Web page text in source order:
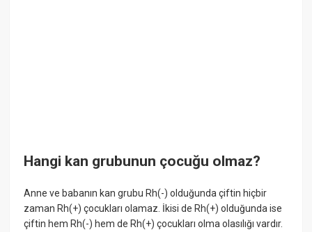
Hangi kan grubunun çocuğu olmaz?
Anne ve babanın kan grubu Rh(-) olduğunda çiftin hiçbir
zaman Rh(+) çocukları olamaz. İkisi de Rh(+) olduğunda ise
çiftin hem Rh(-) hem de Rh(+) çocukları olma olasılığı vardır.